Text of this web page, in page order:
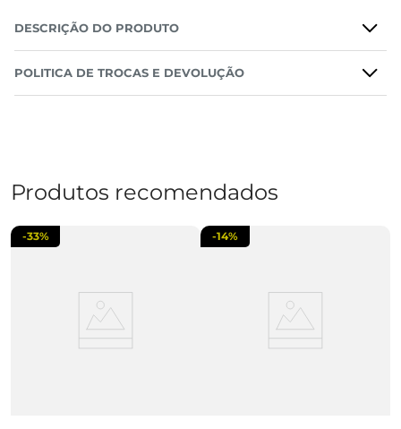
DESCRIÇÃO DO PRODUTO
POLITICA DE TROCAS E DEVOLUÇÃO
Produtos recomendados
-33% -14%